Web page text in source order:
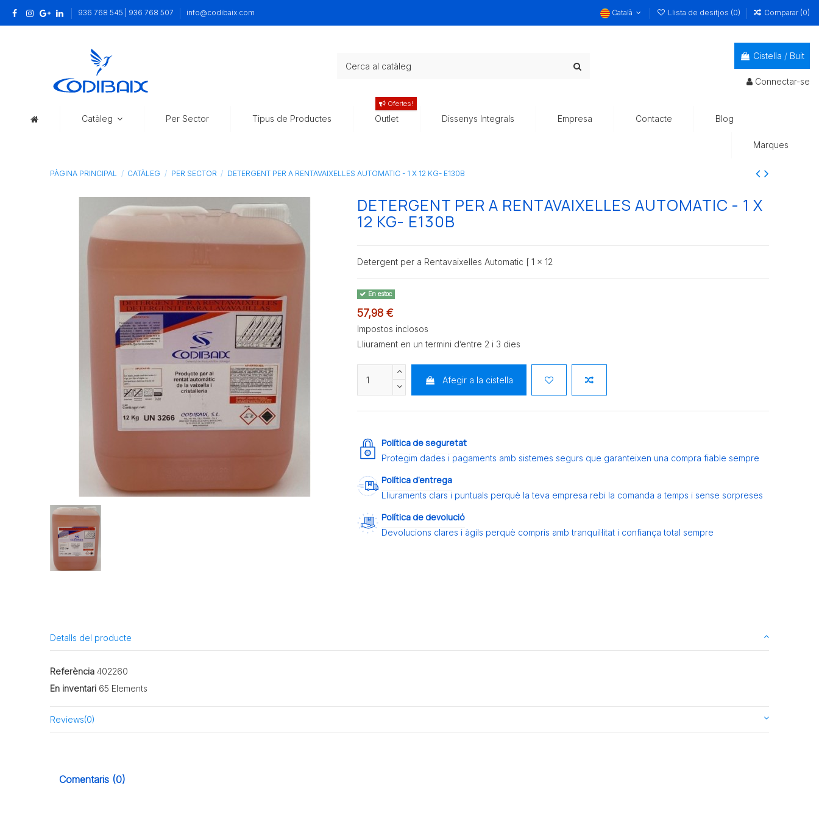
936 768 545 | 936 768 507 info@codibaix.com Català Llista de desitjos (0) Comparar (0)
Cistella / Buit
Connectar-se
Catàleg Per Sector Tipus de Productes Outlet
Ofertes!
Dissenys Integrals Empresa Contacte Blog
Marques
PÀGINA PRINCIPAL CATÀLEG PER SECTOR DETERGENT PER A RENTAVAIXELLES AUTOMATIC - 1 X 12 KG- E130B
DETERGENT PER A RENTAVAIXELLES AUTOMATIC - 1 X
12 KG- E130B
Detergent per a Rentavaixelles Automatic [ 1 x 12
En estoc
57,98 €
Impostos inclosos
Lliurament en un termini d’entre 2 i 3 dies
Afegir a la cistella
Política de seguretat
Protegim dades i pagaments amb sistemes segurs que garanteixen una compra fiable sempre
Política d’entrega
Lliuraments clars i puntuals perquè la teva empresa rebi la comanda a temps i sense sorpreses
Política de devolució
Devolucions clares i àgils perquè compris amb tranquil·litat i confiança total sempre
Detalls del producte
Referència 402260
En inventari 65 Elements
Reviews(0)
Comentaris (0)